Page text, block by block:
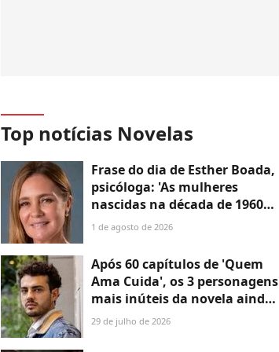
Top notícias Novelas
Frase do dia de Esther Boada,
psicóloga: 'As mulheres
nascidas na década de 1960
cresceram com a ideia de que
precisavam dar conta de
tudo, porque era isso que a
sociedade exigia'
1 de agosto de 2026
Após 60 capítulos de 'Quem
Ama Cuida', os 3 personagens
mais inúteis da novela ainda
não disseram a que vieram —
o último é o maior
29 de julho de 2026